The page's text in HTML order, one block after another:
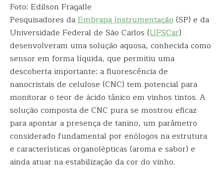
Foto: Edilson Fragalle
Pesquisadores daEmbrapa Instrumentação(SP) e da
Universidade Federal de São Carlos (UFSCar)
desenvolveram uma solução aquosa, conhecida como
sensor em forma líquida, que permitiu uma
descoberta importante: a fluorescência de
nanocristais de celulose (CNC) tem potencial para
monitorar o teor de ácido tânico em vinhos tintos. A
solução composta de CNC pura se mostrou eficaz
para apontar a presença de tanino, um parâmetro
considerado fundamental por enólogos na estrutura
e características organolépticas (aroma e sabor) e
ainda atuar na estabilização da cor do vinho.